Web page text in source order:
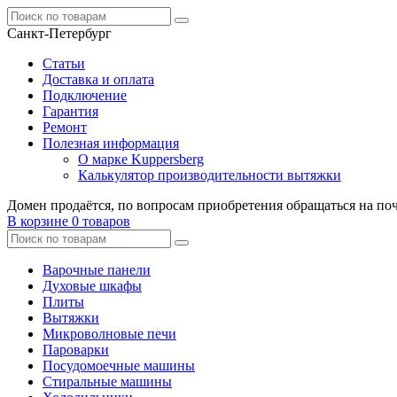
Санкт-Петербург
Статьи
Доставка и оплата
Подключение
Гарантия
Ремонт
Полезная информация
О марке Kuppersberg
Калькулятор производительности вытяжки
Домен продаётся, по вопросам приобретения обращаться на
В корзине 0 товаров
Варочные панели
Духовые шкафы
Плиты
Вытяжки
Микроволновые печи
Пароварки
Посудомоечные машины
Стиральные машины